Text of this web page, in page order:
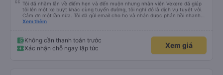
Tôi đã nhầm lẫn về điểm hẹn và đến muộn nhưng nhân viên Vexere đã giúp
tôi lên một xe buýt khác cùng tuyến đường, tôi nghĩ đó là dịch vụ tuyệt vời.
Cảm ơn một lần nữa. Tôi đã gửi email cho họ và nhận được phản hồi nhanh
chóng trong những thời điểm đó.
Xem thêm
Không cần thanh toán trước
Xác nhận chỗ ngay lập tức
Xem giá